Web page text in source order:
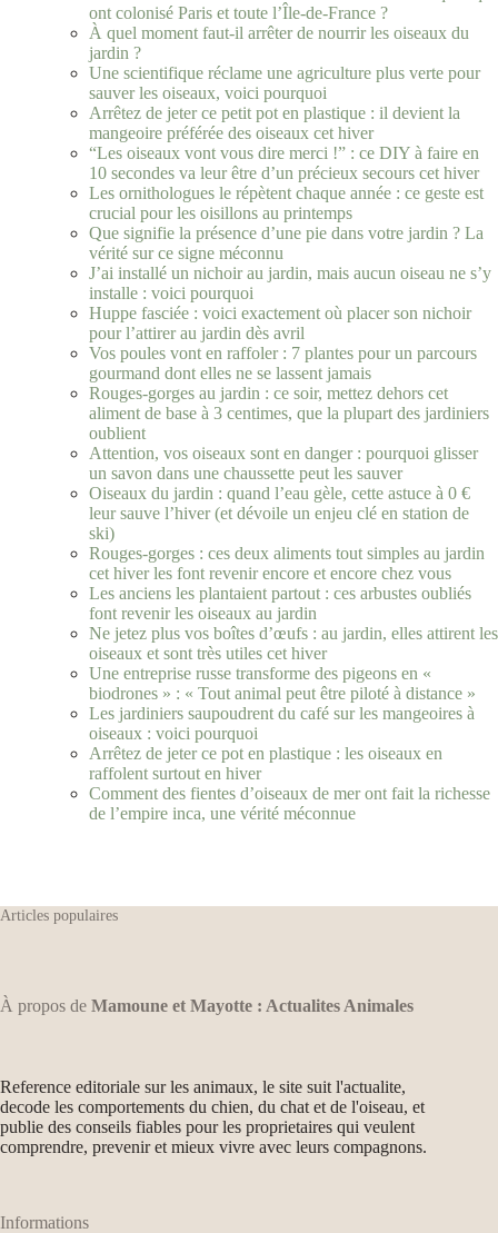
ont colonisé Paris et toute l’Île-de-France ?
À quel moment faut‑il arrêter de nourrir les oiseaux du
jardin ?
Une scientifique réclame une agriculture plus verte pour
sauver les oiseaux, voici pourquoi
Arrêtez de jeter ce petit pot en plastique : il devient la
mangeoire préférée des oiseaux cet hiver
“Les oiseaux vont vous dire merci !” : ce DIY à faire en
10 secondes va leur être d’un précieux secours cet hiver
Les ornithologues le répètent chaque année : ce geste est
crucial pour les oisillons au printemps
Que signifie la présence d’une pie dans votre jardin ? La
vérité sur ce signe méconnu
J’ai installé un nichoir au jardin, mais aucun oiseau ne s’y
installe : voici pourquoi
Huppe fasciée : voici exactement où placer son nichoir
pour l’attirer au jardin dès avril
Vos poules vont en raffoler : 7 plantes pour un parcours
gourmand dont elles ne se lassent jamais
Rouges-gorges au jardin : ce soir, mettez dehors cet
aliment de base à 3 centimes, que la plupart des jardiniers
oublient
Attention, vos oiseaux sont en danger : pourquoi glisser
un savon dans une chaussette peut les sauver
Oiseaux du jardin : quand l’eau gèle, cette astuce à 0 €
leur sauve l’hiver (et dévoile un enjeu clé en station de
ski)
Rouges-gorges : ces deux aliments tout simples au jardin
cet hiver les font revenir encore et encore chez vous
Les anciens les plantaient partout : ces arbustes oubliés
font revenir les oiseaux au jardin
Ne jetez plus vos boîtes d’œufs : au jardin, elles attirent les
oiseaux et sont très utiles cet hiver
Une entreprise russe transforme des pigeons en «
biodrones » : « Tout animal peut être piloté à distance »
Les jardiniers saupoudrent du café sur les mangeoires à
oiseaux : voici pourquoi
Arrêtez de jeter ce pot en plastique : les oiseaux en
raffolent surtout en hiver
Comment des fientes d’oiseaux de mer ont fait la richesse
de l’empire inca, une vérité méconnue
Articles populaires
À propos de Mamoune et Mayotte : Actualites Animales
Reference editoriale sur les animaux, le site suit l'actualite,
decode les comportements du chien, du chat et de l'oiseau, et
publie des conseils fiables pour les proprietaires qui veulent
comprendre, prevenir et mieux vivre avec leurs compagnons.
Informations